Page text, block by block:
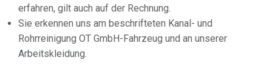
erfahren, gilt auch auf der Rechnung.
Sie erkennen uns am beschrifteten Kanal- und
Rohrreinigung OT GmbH-Fahrzeug und an unserer
Arbeitskleidung.